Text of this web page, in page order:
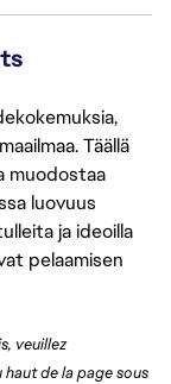
Täällä
muodostaa
luovuus
ja ideoilla
pelaamisen
veuillez
de la page sous